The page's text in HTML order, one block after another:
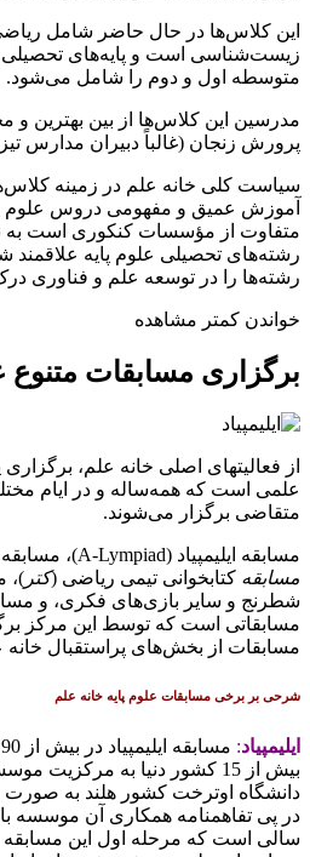
این کلاس‌ها در حال حاضر شامل
زیست‌شناسی است و پایه‌های تحصیلی
متوسطه اول و دوم را شامل می‌شود.
مدرسین این کلاس‌ها از بین بهترین و
پرورش زنجان (غالباً دبیران مدارس
سیاست کلی خانه علم در زمینه
آموزش عمیق و مفهومی دروس علوم
متفاوت از مؤسسات کنکوری است به
رشته‌های تحصیلی علوم پایه علاقمند
رشته‌ها را در توسعه علم و فناوری درک
خواندن کمتر مشاهده
برگزاری مسابقات متنوع
از فعالیتهای اصلی خانه علم،
علمی است که همه‌ساله و در ایام
متقاضی برگزار می‌شوند.
مسابقه ایلیمپیاد (A-Lympiad)، مسابقه تیمی ریاضی (متر)،
مسابقه کتابخوانی تیمی ریاضی (کتر )،
شطرنج و سایر بازی‌های فکری، و
مسابقاتی است که توسط این مرکز
مسابقات از بخش‌های پراستقبال
شرحی بر برخی مسابقات علوم پایه خانه علم
ایلیمپیاد:
بیش از 15 کشور دنیا به مرکزیت
دانشگاه اوترخت کشور هلند به
در پی تفاهمنامه همکاری آن موسسه
سالی است که مرحله اول این مسابقه